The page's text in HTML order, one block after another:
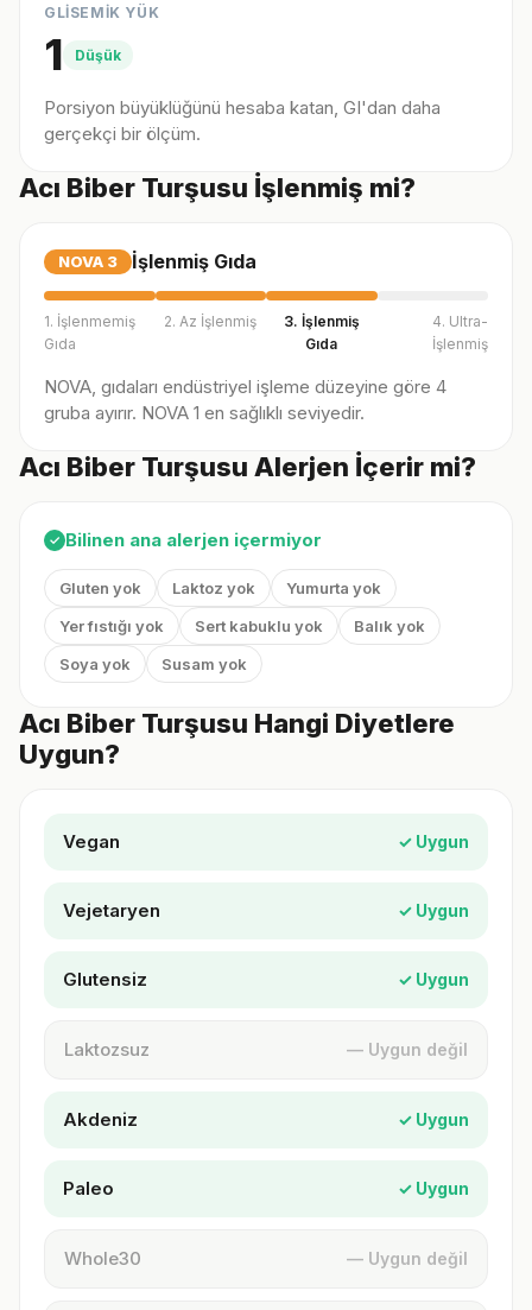
GLİSEMİK YÜK
1 Düşük
Porsiyon büyüklüğünü hesaba katan, GI'dan daha
gerçekçi bir ölçüm.
Acı Biber Turşusu İşlenmiş mi?
NOVA 3 İşlenmiş Gıda
1. İşlenmemiş
Gıda
2. Az İşlenmiş
3. İşlenmiş
Gıda
4. Ultra-
İşlenmiş
NOVA, gıdaları endüstriyel işleme düzeyine göre 4
gruba ayırır. NOVA 1 en sağlıklı seviyedir.
Acı Biber Turşusu Alerjen İçerir mi?
✓ Bilinen ana alerjen içermiyor
Gluten yok Laktoz yok
Yumurta yok
Yer fıstığı yok
Sert kabuklu yok
Balık yok
Soya yok
Susam yok
Acı Biber Turşusu Hangi Diyetlere
Uygun?
Vegan ✓ Uygun
Vejetaryen ✓ Uygun
Glutensiz ✓ Uygun
Laktozsuz — Uygun değil
Akdeniz ✓ Uygun
Paleo ✓ Uygun
Whole30 — Uygun değil